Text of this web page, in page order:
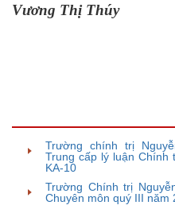
Vương Thị Thúy
Trường chính trị
Trung cấp lý luận Chính
KA-10
Trường Chính trị
Chuyên môn quý III năm